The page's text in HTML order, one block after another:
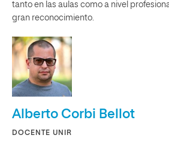
tanto en las aulas como a nivel
gran reconocimiento.
Alberto Corbi Bellot
DOCENTE UNIR